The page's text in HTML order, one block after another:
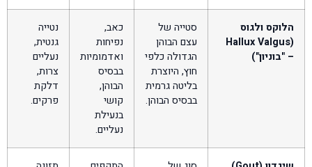
הלוקס ולגוס
(Hallux Valgus
– "בוניון")
סטייה של
עצם הבוהן
הגדולה כלפי
חוץ, היוצרת
בליטה גרמית
בבסיס הבוהן.
כאב,
נפיחות
ואדמומיות
בבסיס
הבוהן,
קושי
בנעילת
נעליים.
נטייה
גנטית,
נעליים
צרות,
דלקת
פרקים.